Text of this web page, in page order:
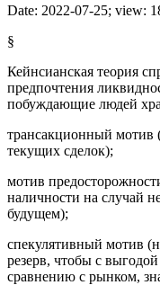
Date: 2022-07-25; view:
§
Кейнсианская теория
предпочтения
побуждающие людей
трансакционный мотив
текущих сделок);
мотив
наличности на случай
будущем);
спекулятивный мотив
резерв, чтобы с
сравнению с рынком,